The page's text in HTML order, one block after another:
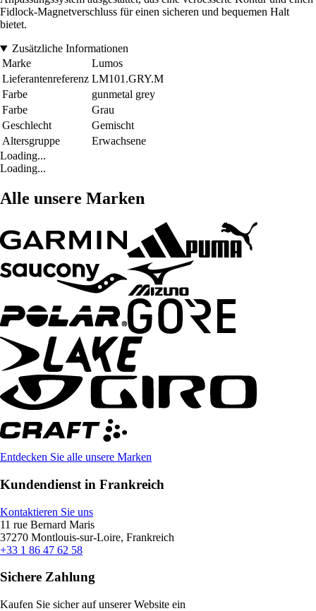
Fidlock-Magnetverschluss für einen sicheren und bequemen Halt
bietet.
Zusätzliche Informationen
Marke
Lumos
Lieferantenreferenz LM101.GRY.M
Farbe
gunmetal grey
Farbe
Grau
Geschlecht
Gemischt
Altersgruppe
Erwachsene
Loading...
Loading...
Alle unsere Marken
Entdecken Sie alle unsere Marken
Kundendienst in Frankreich
Kontaktieren Sie uns
11 rue Bernard Maris
37270 Montlouis-sur-Loire, Frankreich
+33 1 86 47 62 58
Sichere Zahlung
Kaufen Sie sicher auf unserer Website ein